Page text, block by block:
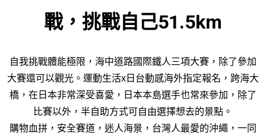
戰，挑戰自己51.5km
自我挑戰體能極限，海中道路國際鐵人三項大賽，除了參加
大賽還可以觀光。運動生活x日台動感海外指定報名，跨海大
橋，在日本非常深受喜愛，日本本島選手也常來參加，除了
比賽以外，半自助方式可自由選擇想去的景點。
購物血拼，安全賽道，迷人海景，台灣人最愛的沖繩，一同